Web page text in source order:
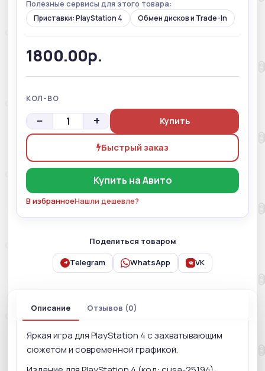
Полезные сервисы для этого товара:
Приставки: PlayStation 4 Обмен дисков и Trade-In
1800.00р.
КОЛ-ВО
− + Купить
Быстрый заказ
Купить на Авито
В избранноеНашли дешевле?
Поделиться товаром
Telegram WhatsApp VK
Описание Отзывов (0)
Яркая игра для PlayStation 4 с захватывающим
сюжетом и современной графикой.